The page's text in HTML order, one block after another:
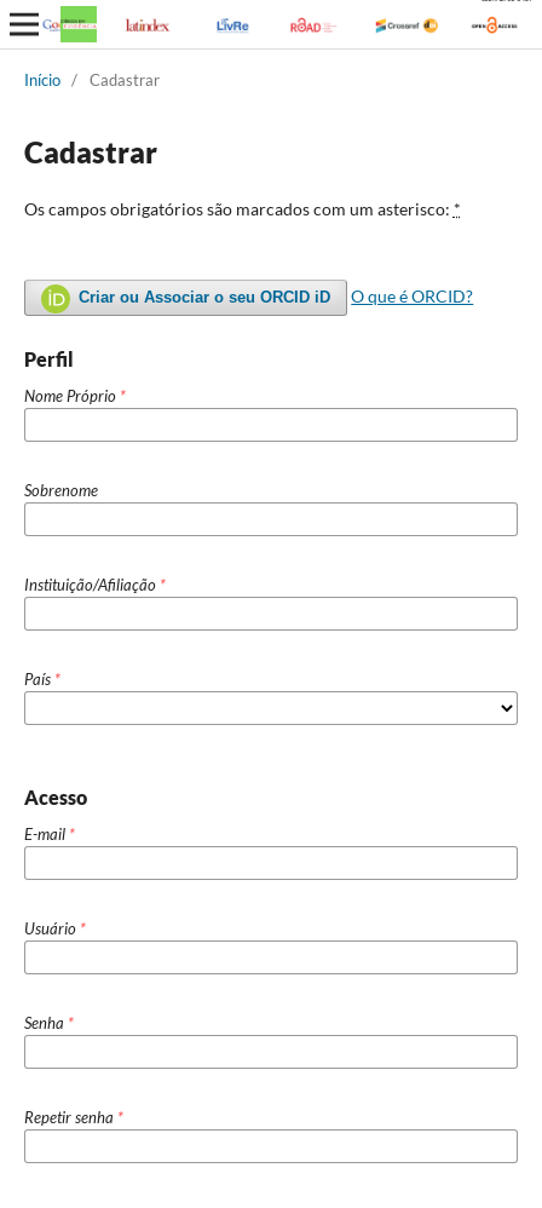
Início / Cadastrar
Cadastrar
Os campos obrigatórios são marcados com um asterisco: *
Criar ou Associar o seu ORCID iD O que é ORCID?
Perfil
Nome Próprio *
Sobrenome
Instituição/Afiliação *
País *
Acesso
E-mail *
Usuário *
Senha *
Repetir senha *